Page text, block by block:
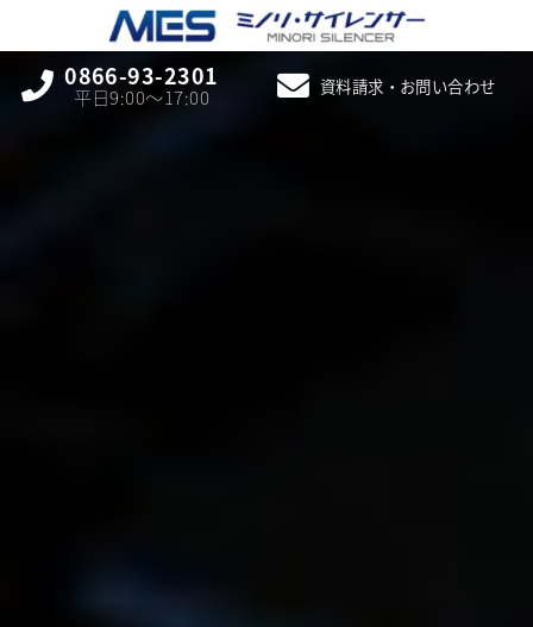
0866-93-2301
平日9:00〜17:00 資料請求・お問い合わせ